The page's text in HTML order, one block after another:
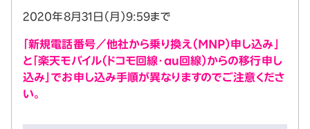
2020年8月31日（月）9:59まで
「新規電話番号／他社から乗り換え（MNP）申し込み」
と「楽天モバイル（ドコモ回線・au回線）からの移行申し
込み」でお申し込み手順が異なりますのでご注意くださ
い。